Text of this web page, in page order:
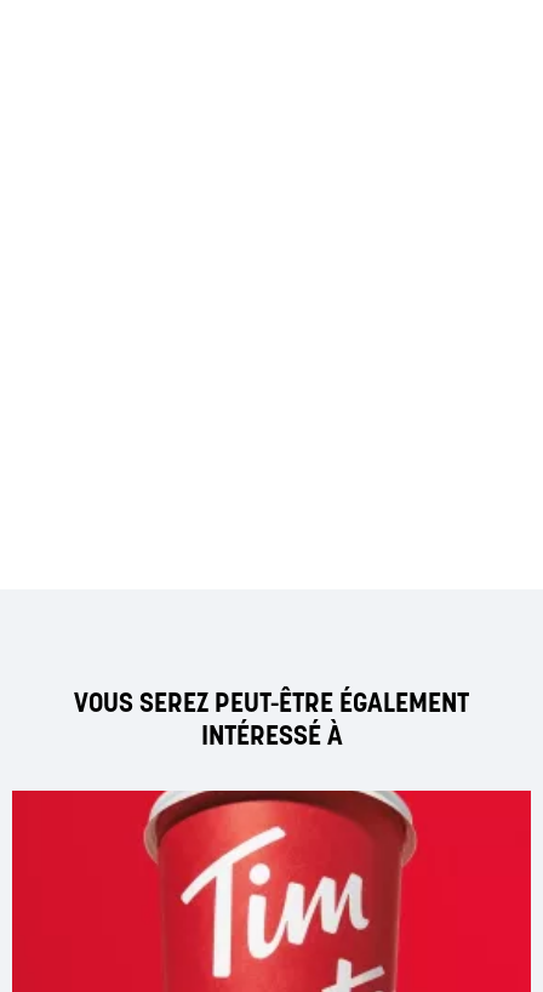
VOUS SEREZ PEUT-ÊTRE ÉGALEMENT
INTÉRESSÉ À